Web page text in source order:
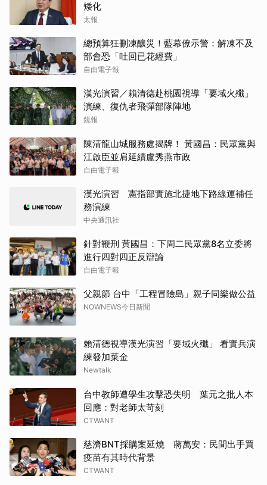
矮化
太報
總預算狂刪凍釀災！藍幕僚示警：解凍不及
部會恐「吐回已花經費」
自由電子報
漢光演習／賴清德赴桃園視導「要域火殲」
演練、復仇者飛彈部隊陣地
鏡報
陳清龍山城服務處揭牌！ 黃國昌：民眾黨與
江啟臣並肩延續盧秀燕市政
自由電子報
漢光演習 憲指部實施北捷地下路線運補任
務演練
中央通訊社
針對鞭刑 黃國昌：下周二民眾黨8名立委將
進行四對四正反辯論
自由電子報
父親節 台中「工程冒險島」親子同樂做公益
NOWNEWS今日新聞
賴清德視導漢光演習「要域火殲」 看實兵演
練發加菜金
Newtalk
台中教師遭學生攻擊恐失明 葉元之批人本
回應：對老師太苛刻
CTWANT
慈濟BNT採購案延燒 蔣萬安：民間出手買
疫苗有其時代背景
CTWANT